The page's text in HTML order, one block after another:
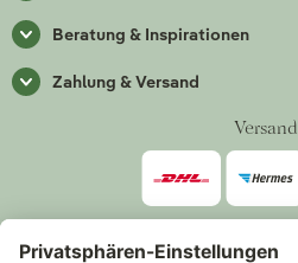
Beratung & Inspirationen
Zahlung & Versand
Versand
Zahlarten